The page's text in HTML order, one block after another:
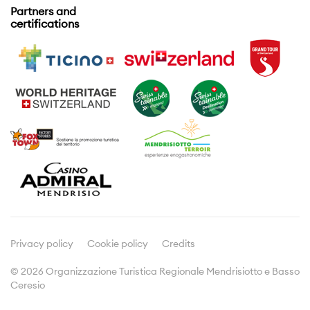
Eventi
Attività
Visite guidate
Enogastronomia
Viticoltura
Cultura
Informazioni di viaggio
Prospetti e brochures
Meetings & Incentives
Dicono di noi
Doc&Stats
Partners and
certifications
Privacy policy Cookie policy Credits
© 2026 Organizzazione Turistica Regionale Mendrisiotto e Basso
Ceresio